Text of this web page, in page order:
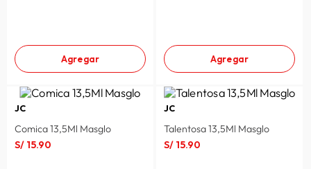
Agregar Agregar
JC
Comica 13,5Ml Masglo
S/ 15.90
JC
Talentosa 13,5Ml Masglo
S/ 15.90